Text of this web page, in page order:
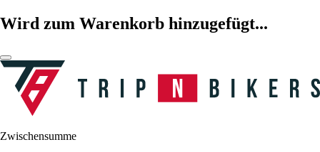
Wird zum Warenkorb hinzugefügt...
Zwischensumme